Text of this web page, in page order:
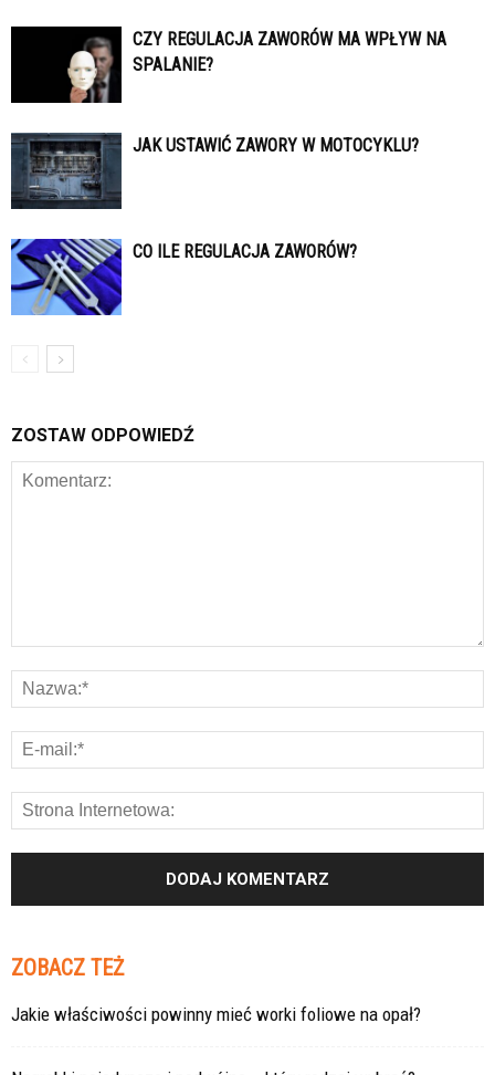
CZY REGULACJA ZAWORÓW MA WPŁYW NA
SPALANIE?
JAK USTAWIĆ ZAWORY W MOTOCYKLU?
CO ILE REGULACJA ZAWORÓW?
ZOSTAW ODPOWIEDŹ
ZOBACZ TEŻ
Jakie właściwości powinny mieć worki foliowe na opał?